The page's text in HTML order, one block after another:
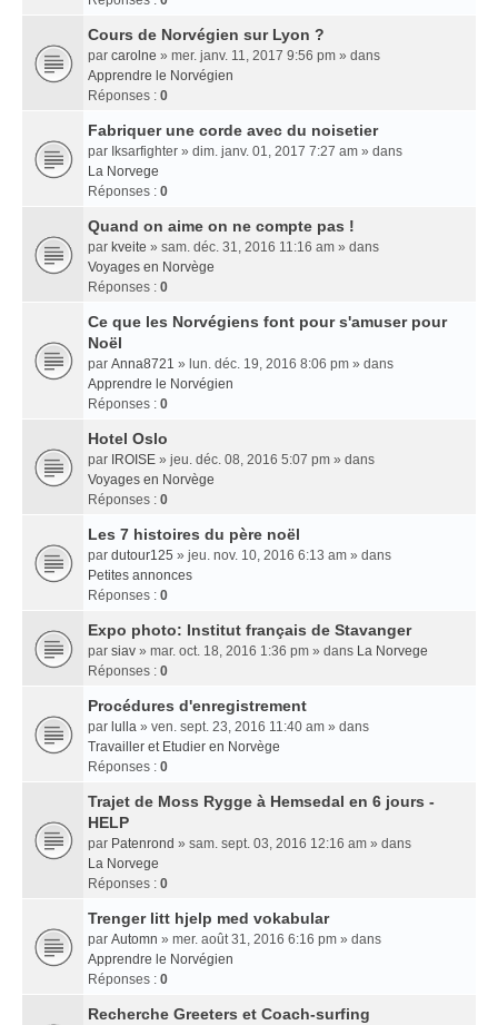
Cours de Norvégien sur Lyon ?
par carolne » mer. janv. 11, 2017 9:56 pm » dans
Apprendre le Norvégien
Réponses : 0
Fabriquer une corde avec du noisetier
par Iksarfighter » dim. janv. 01, 2017 7:27 am » dans
La Norvege
Réponses : 0
Quand on aime on ne compte pas !
par kveite » sam. déc. 31, 2016 11:16 am » dans
Voyages en Norvège
Réponses : 0
Ce que les Norvégiens font pour s'amuser pour
Noël
par Anna8721 » lun. déc. 19, 2016 8:06 pm » dans
Apprendre le Norvégien
Réponses : 0
Hotel Oslo
par IROISE » jeu. déc. 08, 2016 5:07 pm » dans
Voyages en Norvège
Réponses : 0
Les 7 histoires du père noël
par dutour125 » jeu. nov. 10, 2016 6:13 am » dans
Petites annonces
Réponses : 0
Expo photo: Institut français de Stavanger
par siav » mar. oct. 18, 2016 1:36 pm » dans La Norvege
Réponses : 0
Procédures d'enregistrement
par lulla » ven. sept. 23, 2016 11:40 am » dans
Travailler et Etudier en Norvège
Réponses : 0
Trajet de Moss Rygge à Hemsedal en 6 jours -
HELP
par Patenrond » sam. sept. 03, 2016 12:16 am » dans
La Norvege
Réponses : 0
Trenger litt hjelp med vokabular
par Automn » mer. août 31, 2016 6:16 pm » dans
Apprendre le Norvégien
Réponses : 0
Recherche Greeters et Coach-surfing